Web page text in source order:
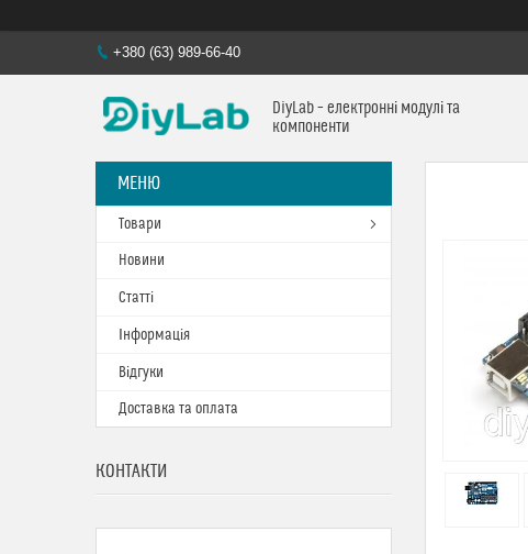
+380 (63) 989-66-40
DiyLab – електронні модулі та
компоненти
Товари
Новини
Статті
Інформація
Відгуки
Доставка та оплата
КОНТАКТИ